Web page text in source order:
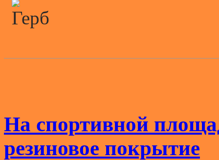
На спортивной
резиновое покрытие